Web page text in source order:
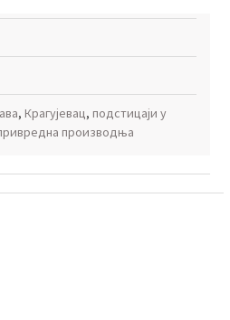
, Крагујевац, подстицаји у
производњa